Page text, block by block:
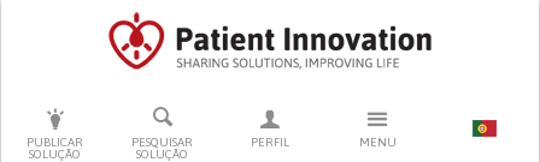
PUBLICAR
SOLUÇÃO
PESQUISAR
SOLUÇÃO
PERFIL MENU
PRESSIONE ENTER PARA PESQUISAR